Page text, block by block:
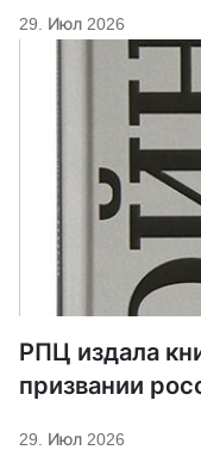
29. Июл 2026
РПЦ издала
призвании
29. Июл 2026